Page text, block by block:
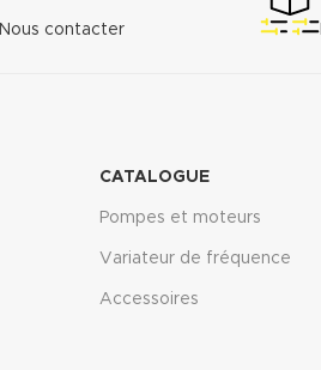
Nous contacter
CATALOGUE
Pompes et moteurs
Variateur de fréquence
Accessoires